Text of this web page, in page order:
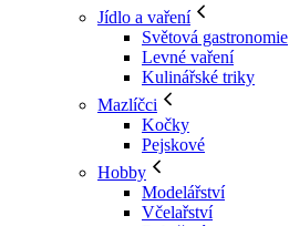
Jídlo a vaření
Světová gastronomie
Levné vaření
Kulinářské triky
Mazlíčci
Kočky
Pejskové
Hobby
Modelářství
Včelařství